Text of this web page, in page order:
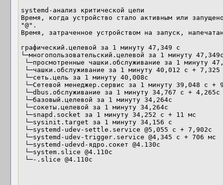
systemd-анализ критической цепи
Время, когда устройство стало активным или
"@".
Время, затраченное устройством на запуск,
графический.целевой за 1 минуту 47,349 с
└─многопользовательский.целевой за 1 минуту